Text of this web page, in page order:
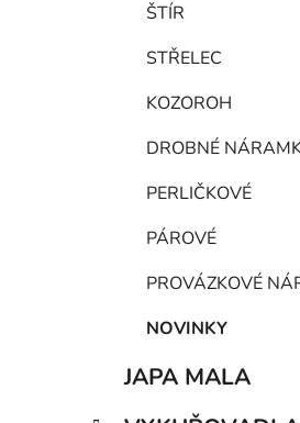
ŠTÍR
STŘELEC
KOZOROH
DROBNÉ
PERLIČKOVÉ
PÁROVÉ
PROVÁZKOVÉ
NOVINKY
JAPA MALA